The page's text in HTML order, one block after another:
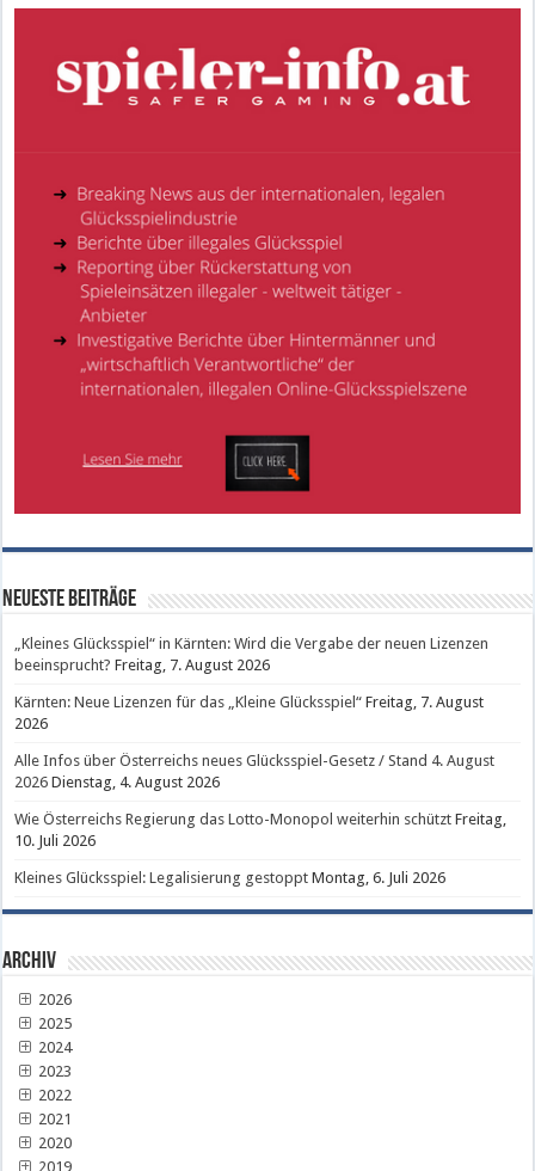
Neueste Beiträge
„Kleines Glücksspiel“ in Kärnten: Wird die Vergabe der neuen Lizenzen
beeinsprucht? Freitag, 7. August 2026
Kärnten: Neue Lizenzen für das „Kleine Glücksspiel“ Freitag, 7. August
2026
Alle Infos über Österreichs neues Glücksspiel-Gesetz / Stand 4. August
2026 Dienstag, 4. August 2026
Wie Österreichs Regierung das Lotto-Monopol weiterhin schützt Freitag,
10. Juli 2026
Kleines Glücksspiel: Legalisierung gestoppt Montag, 6. Juli 2026
Archiv
2026
2025
2024
2023
2022
2021
2020
2019